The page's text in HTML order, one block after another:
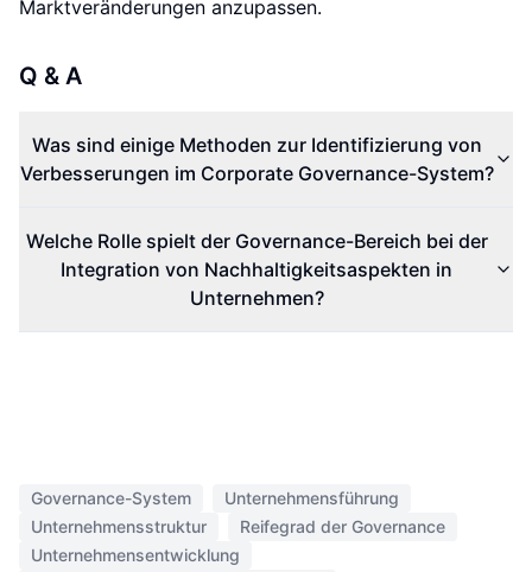
Marktveränderungen anzupassen.
Q & A
Was sind einige Methoden zur Identifizierung von
Verbesserungen im Corporate Governance-System?
Welche Rolle spielt der Governance-Bereich bei der
Integration von Nachhaltigkeitsaspekten in
Unternehmen?
Governance-System
Unternehmensführung
Unternehmensstruktur
Reifegrad der Governance
Unternehmensentwicklung